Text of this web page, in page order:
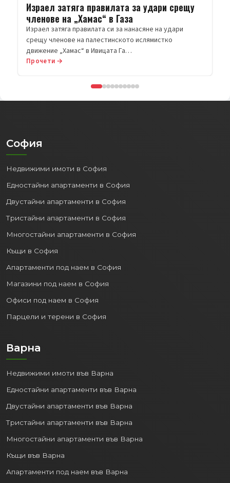
Прочети →
София
Недвижими имоти в София
Едностайни апартаменти в София
Двустайни апартаменти в София
Тристайни апартаменти в София
Многостайни апартаменти в София
Къщи в София
Апартаменти под наем в София
Магазини под наем в София
Офиси под наем в София
Парцели и терени в София
Варна
Недвижими имоти във Варна
Едностайни апартаменти във Варна
Двустайни апартаменти във Варна
Тристайни апартаменти във Варна
Многостайни апартаменти във Варна
Къщи във Варна
Апартаменти под наем във Варна